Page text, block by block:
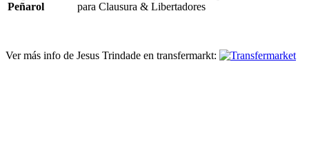
Peñarol
para Clausura & Libertadores
Ver más info de Jesus Trindade en transfermarkt: